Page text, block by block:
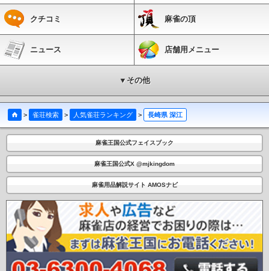
クチコミ 麻雀の頂
ニュース 店舗用メニュー
▼その他
> 雀荘検索 > 人気雀荘ランキング > 長崎県 深江
麻雀王国公式フェイスブック
麻雀王国公式X @mjkingdom
麻雀用品解説サイト AMOSナビ